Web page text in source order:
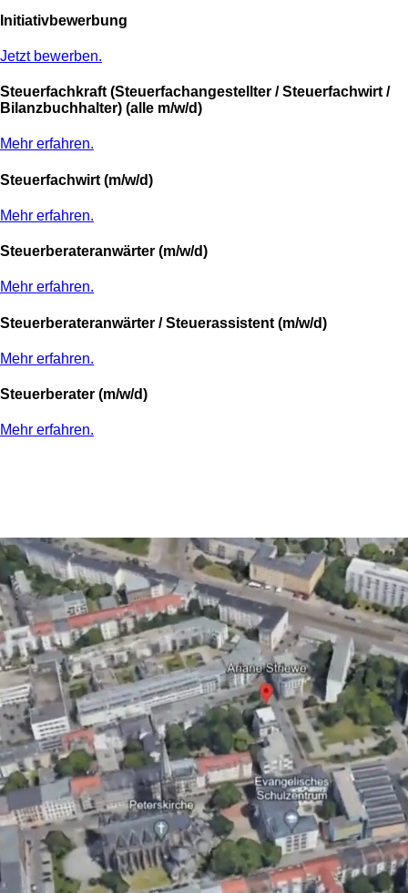
Initiativbewerbung
Jetzt bewerben.
Steuerfachkraft (Steuerfachangestellter / Steuerfachwirt /
Bilanzbuchhalter) (alle m/w/d)
Mehr erfahren.
Steuerfachwirt (m/w/d)
Mehr erfahren.
Steuerberateranwärter (m/w/d)
Mehr erfahren.
Steuerberateranwärter / Steuerassistent (m/w/d)
Mehr erfahren.
Steuerberater (m/w/d)
Mehr erfahren.